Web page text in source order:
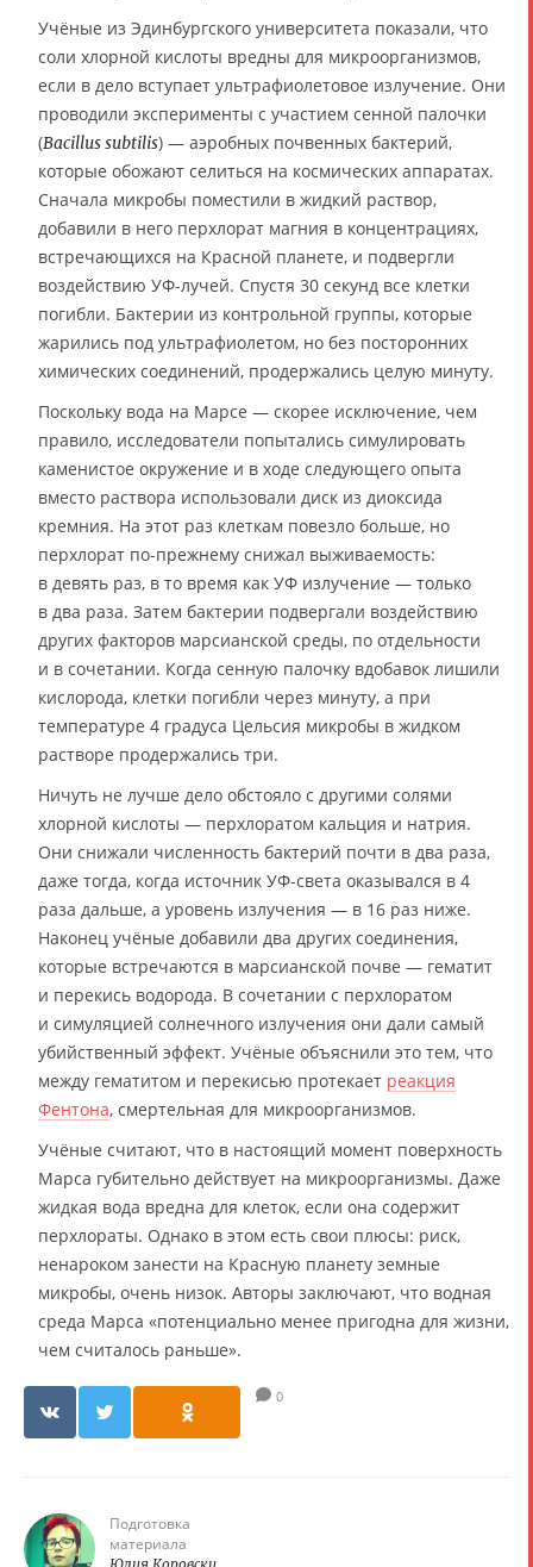
Учёные из Эдинбургского университета показали, что
соли хлорной кислоты вредны для микроорганизмов,
если в дело вступает ультрафиолетовое излучение. Они
проводили эксперименты с участием сенной палочки
(Bacillus subtilis) — аэробных почвенных бактерий,
которые обожают селиться на космических аппаратах.
Сначала микробы поместили в жидкий раствор,
добавили в него перхлорат магния в концентрациях,
встречающихся на Красной планете, и подвергли
воздействию УФ-лучей. Спустя 30 секунд все клетки
погибли. Бактерии из контрольной группы, которые
жарились под ультрафиолетом, но без посторонних
химических соединений, продержались целую минуту.
Поскольку вода на Марсе — скорее исключение, чем
правило, исследователи попытались симулировать
каменистое окружение и в ходе следующего опыта
вместо раствора использовали диск из диоксида
кремния. На этот раз клеткам повезло больше, но
перхлорат по-прежнему снижал выживаемость:
в девять раз, в то время как УФ излучение — только
в два раза. Затем бактерии подвергали воздействию
других факторов марсианской среды, по отдельности
и в сочетании. Когда сенную палочку вдобавок лишили
кислорода, клетки погибли через минуту, а при
температуре 4 градуса Цельсия микробы в жидком
растворе продержались три.
Ничуть не лучше дело обстояло с другими солями
хлорной кислоты — перхлоратом кальция и натрия.
Они снижали численность бактерий почти в два раза,
даже тогда, когда источник УФ-света оказывался в 4
раза дальше, а уровень излучения — в 16 раз ниже.
Наконец учёные добавили два других соединения,
которые встречаются в марсианской почве — гематит
и перекись водорода. В сочетании с перхлоратом
и симуляцией солнечного излучения они дали самый
убийственный эффект. Учёные объяснили это тем, что
между гематитом и перекисью протекает реакция
Фентона, смертельная для микроорганизмов.
Учёные считают, что в настоящий момент поверхность
Марса губительно действует на микроорганизмы. Даже
жидкая вода вредна для клеток, если она содержит
перхлораты. Однако в этом есть свои плюсы: риск,
ненароком занести на Красную планету земные
микробы, очень низок. Авторы заключают, что водная
среда Марса «потенциально менее пригодна для жизни,
чем считалось раньше».
0
Подготовка
материала